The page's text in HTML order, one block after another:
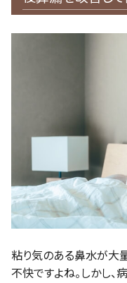
粘り気のある鼻水が大
不快ですよね。しかし